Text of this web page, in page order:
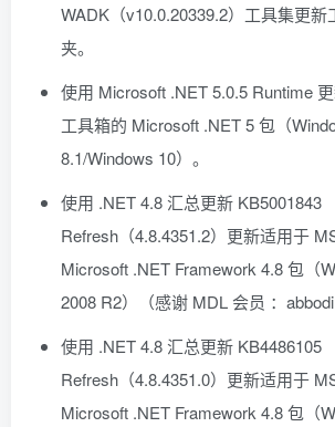
WADK（v10.0.20339.2）工具集更新
夹。
使用 Microsoft .NET 5.0.5 Runtime
工具箱的 Microsoft .NET 5 包（
8.1/Windows 10）。
使用 .NET 4.8 汇总更新 KB5001843
Refresh（4.8.4351.2）更新适用于
Microsoft .NET Framework 4.8 包（
2008 R2）（感谢 MDL 会员 ：
使用 .NET 4.8 汇总更新 KB4486105
Refresh（4.8.4351.0）更新适用于
Microsoft .NET Framework 4.8 包（